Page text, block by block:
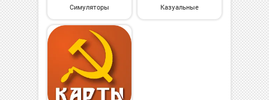
Симуляторы Казуальные